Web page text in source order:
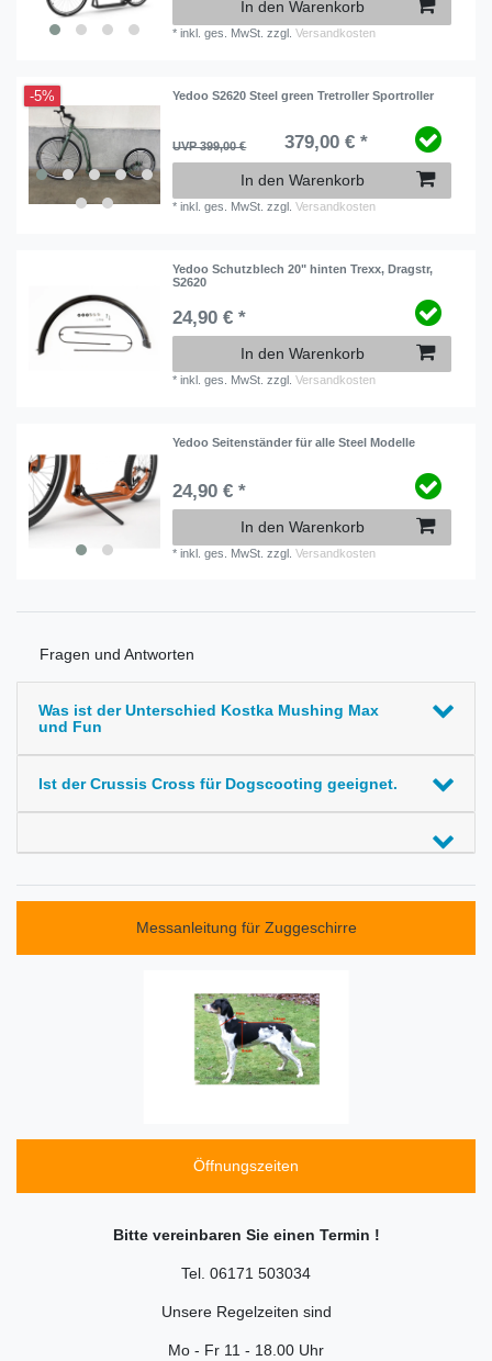
In den Warenkorb
*inkl. ges. MwSt. zzgl.Versandkosten
-5% Yedoo S2620 Steel green Tretroller Sportroller
UVP 399,00 € 379,00 € *
In den Warenkorb
*inkl. ges. MwSt. zzgl.Versandkosten
Yedoo Schutzblech 20" hinten Trexx, Dragstr,
S2620
24,90 € *
In den Warenkorb
*inkl. ges. MwSt. zzgl.Versandkosten
Yedoo Seitenständer für alle Steel Modelle
24,90 € *
In den Warenkorb
*inkl. ges. MwSt. zzgl.Versandkosten
Fragen und Antworten
Was ist der Unterschied Kostka Mushing Max
und Fun
Ist der Crussis Cross für Dogscooting geeignet.
Messanleitung für Zuggeschirre
Öffnungszeiten
Bitte vereinbaren Sie einen Termin !
Tel. 06171 503034
Unsere Regelzeiten sind
Mo - Fr 11 - 18.00 Uhr